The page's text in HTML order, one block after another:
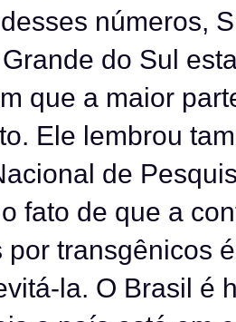
números,
do Sul
que a maior
Ele lembrou
de
fato de que a
por transgênicos
la. O Brasil é